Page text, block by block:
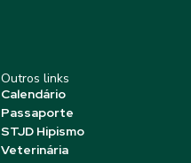
Outros links
Calendário
Passaporte
STJD Hipismo
Veterinária